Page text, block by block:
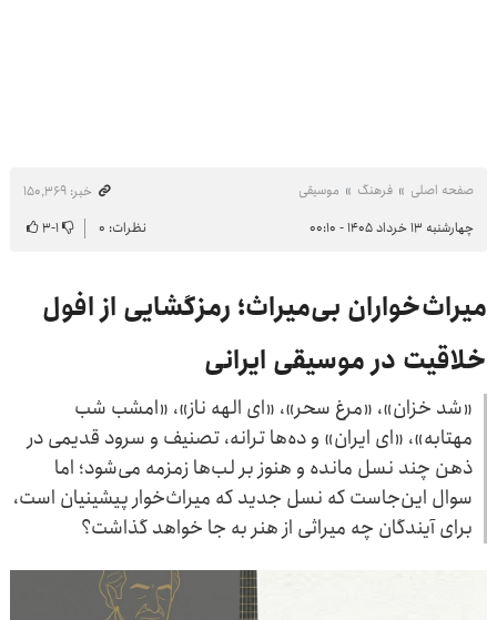
صفحه اصلی فرهنگ موسیقی
خبر: ۱۵۰٬۳۶۹
چهارشنبه ۱۳ خرداد ۱۴۰۵ - ۰۰:۱۰
نظرات: ۰ ۱-۳
میراث‌خواران بی‌میراث؛ رمزگشایی از افول
خلاقیت در موسیقی ایرانی
«شد خزان»، «مرغ سحر»، «ای الهه‌ ناز»، «امشب شب
مهتابه»، «ای ایران» و ده‌ها ترانه، تصنیف و سرود قدیمی در
ذهن چند نسل مانده و هنوز بر لب‌ها زمزمه می‌شود؛ اما
سوال این‌جاست که نسل جدید که میراث‌خوار پیشینیان است،
برای آیندگان چه میراثی از هنر به جا خواهد گذاشت؟